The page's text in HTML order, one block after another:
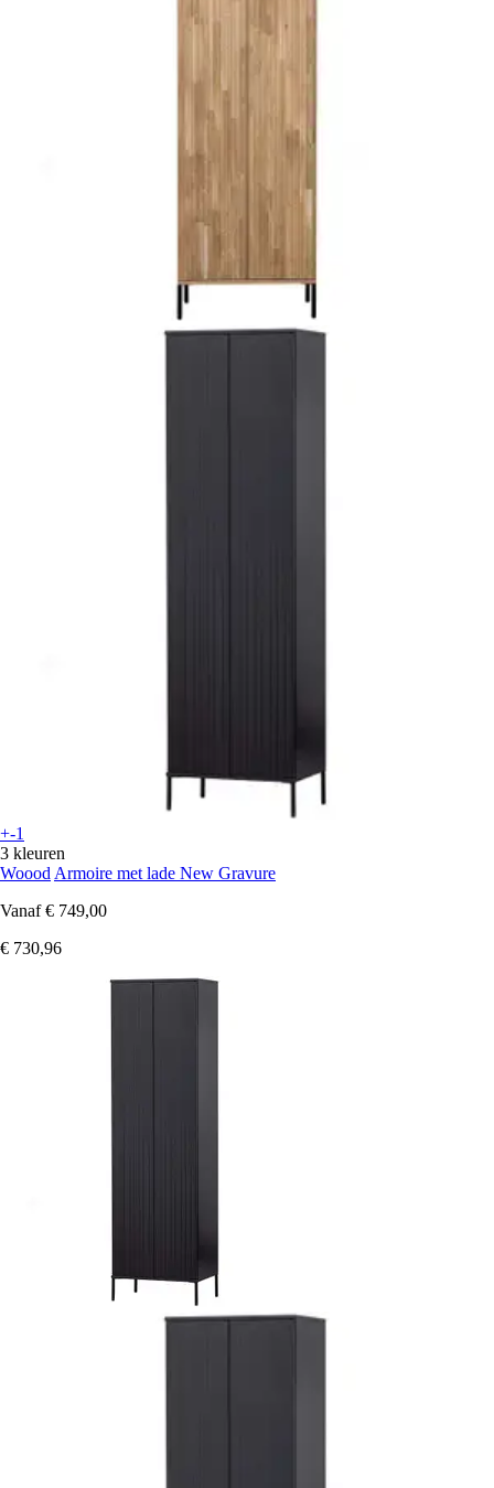
+-1
3 kleuren
Woood Armoire met lade New Gravure
Vanaf € 749,00
€ 730,96